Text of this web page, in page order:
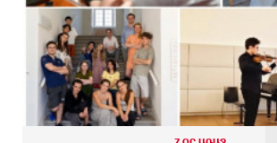
ԱՌԱՋ
Այսօր ամոթի օր է, այսօր
Ամենայն Հայոց Կաթողիկոսին․
Ղահրամանյան
3 ՐՈՊԵ
ԱՌԱՋ
«ՀայաՔվեն» կանգնած է Հայ
եկեղեցու պաշտպանության
«ՀայաՔվե»-ն խստորեն